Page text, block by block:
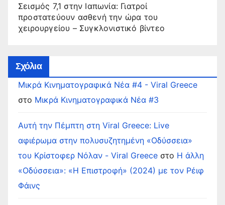
Σεισμός 7,1 στην Ιαπωνία: Γιατροί
προστατεύουν ασθενή την ώρα του
χειρουργείου – Συγκλονιστικό βίντεο
Σχόλια
Μικρά Κινηματογραφικά Νέα #4 - Viral Greece
στο Μικρά Κινηματογραφικά Νέα #3
Αυτή την Πέμπτη στη Viral Greece: Live
αφιέρωμα στην πολυσυζητημένη «Οδύσσεια»
του Κρίστοφερ Νόλαν - Viral Greece στο Η άλλη
«Οδύσσεια»: «Η Επιστροφή» (2024) με τον Ρέιφ
Φάινς